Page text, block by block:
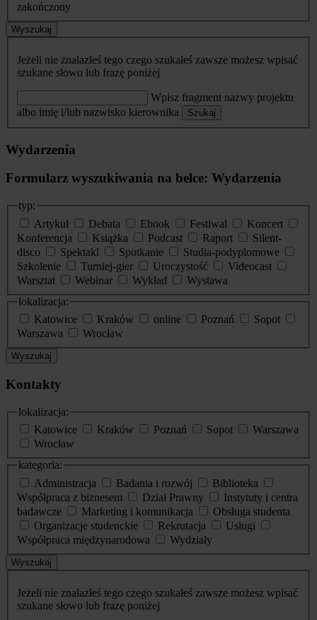
zakończony
Wyszukaj
Jeżeli nie znalazłeś tego czego szukałeś zawsze możesz wpisać
szukane słowo lub frazę poniżej
Wpisz fragment nazwy projektu
albo imię i/lub nazwisko kierownika
Szukaj
Wydarzenia
Formularz wyszukiwania na belce: Wydarzenia
typ:
Artykuł
Debata Ebook Festiwal
Koncert
Konferencja
Książka Podcast Raport
Silent-
disco
Spektakl Spotkanie
Studia-podyplomowe
Szkolenie
Turniej-gier Uroczystość
Videocast
Warsztat
Webinar Wykład
Wystawa
lokalizacja:
Katowice
Kraków online Poznań
Sopot
Warszawa
Wrocław
Wyszukaj
Kontakty
lokalizacja:
Katowice
Kraków Poznań Sopot
Warszawa
Wrocław
kategoria:
Administracja
Badania i rozwój
Biblioteka
Współpraca z biznesem
Dział Prawny
Instytuty i centra
badawcze
Marketing i komunikacja
Obsługa studenta
Organizacje studenckie
Rekrutacja
Usługi
Współpraca międzynarodowa
Wydziały
Wyszukaj
Jeżeli nie znalazłeś tego czego szukałeś zawsze możesz wpisać
szukane słowo lub frazę poniżej